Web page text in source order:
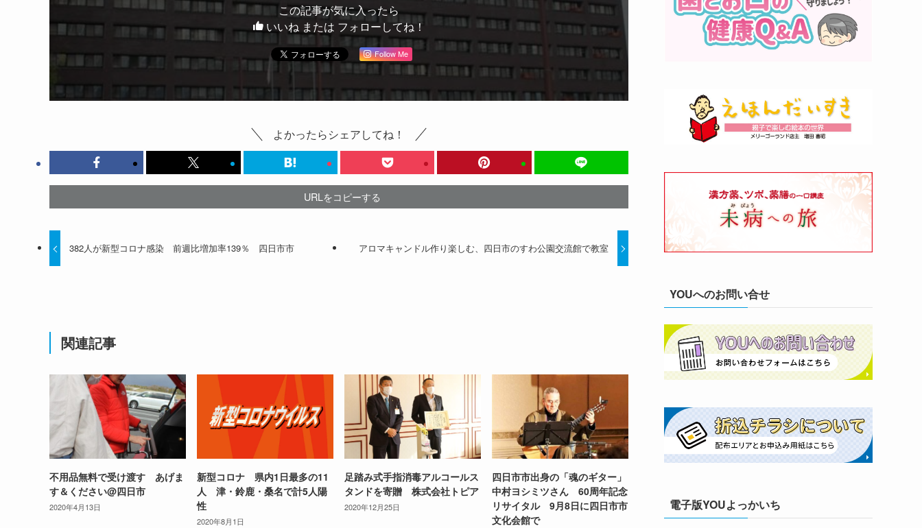
この記事が気に入ったら
いいね または フォローしてね！
Follow Me
よかったらシェアしてね！
URLをコピーする
382人が新型コロナ感染 前週比増加率139％ 四日市市 アロマキャンドル作り楽しむ、四日市のすわ公園交流館で教室
関連記事
不用品無料で受け渡す あげま
す＆ください@四日市
2020年4月13日
新型コロナ 県内1日最多の11
人 津・鈴鹿・桑名で計5人陽
性
2020年8月1日
足踏み式手指消毒アルコールス
タンドを寄贈 株式会社トピア
2020年12月25日
四日市市出身の「魂のギター」
中村ヨシミツさん 60周年記念
リサイタル 9月8日に四日市市
文化会館で
YOUへのお問い合せ
電子版YOUよっかいち